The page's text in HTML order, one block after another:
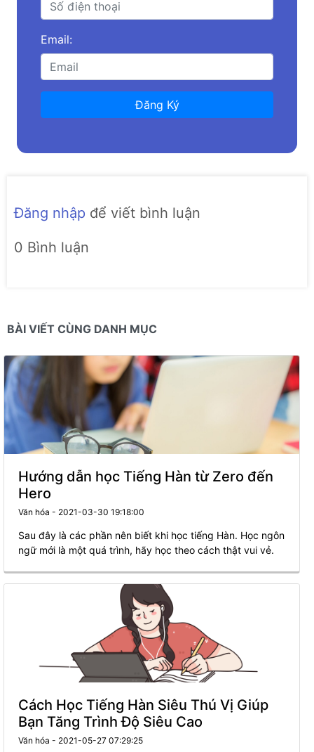
Email:
Đăng Ký
Đăng nhập để viết bình luận
0 Bình luận
BÀI VIẾT CÙNG DANH MỤC
Hướng dẫn học Tiếng Hàn từ Zero đến
Hero
Văn hóa - 2021-03-30 19:18:00
Sau đây là các phần nên biết khi học tiếng Hàn. Học ngôn
ngữ mới là một quá trình, hãy học theo cách thật vui vẻ.
Cách Học Tiếng Hàn Siêu Thú Vị Giúp
Bạn Tăng Trình Độ Siêu Cao
Văn hóa - 2021-05-27 07:29:25